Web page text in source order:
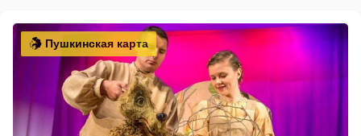
Пушкинская карта